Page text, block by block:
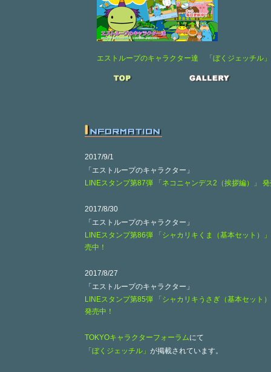
エストループのキャラクター達 「ぼくジェッチル
2017/9/1
「エストループのキャラクター」
LINEスタンプ第87弾 「ネコニャンデス2（挨拶編）」
2017/8/30
「エストループのキャラクター」
LINEスタンプ第86弾 「シャカリキくま（基本セット）
売中！
2017/8/27
「エストループのキャラクター」
LINEスタンプ第85弾 「シャカリキうさぎ（基本セット
発売中！
TOKYOキャラクターフォーラムにて
「ぼくジェッチル」 が掲載されています。